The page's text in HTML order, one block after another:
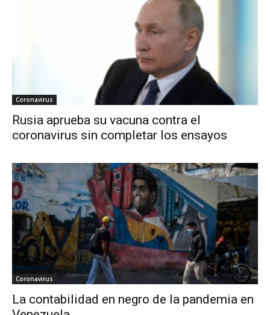
Coronavirus
Rusia aprueba su vacuna contra el
coronavirus sin completar los ensayos
Coronavirus
La contabilidad en negro de la pandemia en